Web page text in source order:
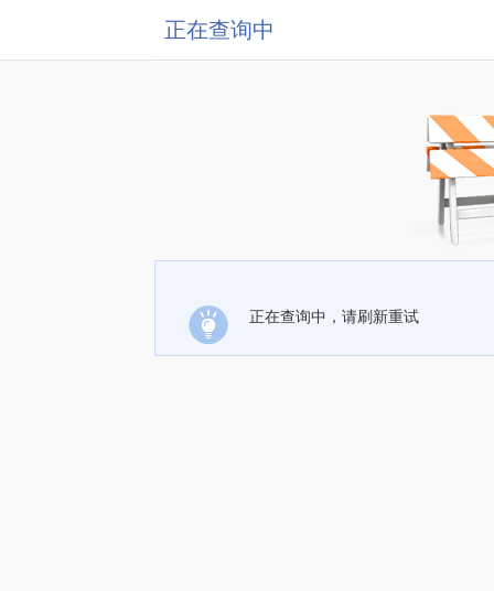
正在查询中
正在查询中，请刷新重试